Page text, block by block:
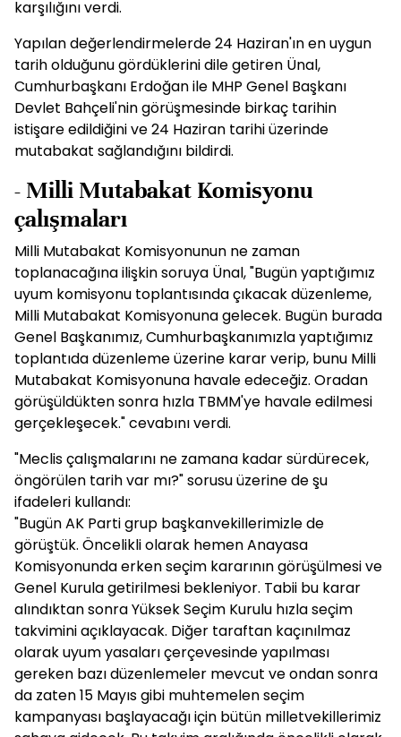
karşılığını verdi.
Yapılan değerlendirmelerde 24 Haziran'ın en uygun
tarih olduğunu gördüklerini dile getiren Ünal,
Cumhurbaşkanı Erdoğan ile MHP Genel Başkanı
Devlet Bahçeli'nin görüşmesinde birkaç tarihin
istişare edildiğini ve 24 Haziran tarihi üzerinde
mutabakat sağlandığını bildirdi.
- Milli Mutabakat Komisyonu
çalışmaları
Milli Mutabakat Komisyonunun ne zaman
toplanacağına ilişkin soruya Ünal, "Bugün yaptığımız
uyum komisyonu toplantısında çıkacak düzenleme,
Milli Mutabakat Komisyonuna gelecek. Bugün burada
Genel Başkanımız, Cumhurbaşkanımızla yaptığımız
toplantıda düzenleme üzerine karar verip, bunu Milli
Mutabakat Komisyonuna havale edeceğiz. Oradan
görüşüldükten sonra hızla TBMM'ye havale edilmesi
gerçekleşecek." cevabını verdi.
"Meclis çalışmalarını ne zamana kadar sürdürecek,
öngörülen tarih var mı?" sorusu üzerine de şu
ifadeleri kullandı:
"Bugün AK Parti grup başkanvekillerimizle de
görüştük. Öncelikli olarak hemen Anayasa
Komisyonunda erken seçim kararının görüşülmesi ve
Genel Kurula getirilmesi bekleniyor. Tabii bu karar
alındıktan sonra Yüksek Seçim Kurulu hızla seçim
takvimini açıklayacak. Diğer taraftan kaçınılmaz
olarak uyum yasaları çerçevesinde yapılması
gereken bazı düzenlemeler mevcut ve ondan sonra
da zaten 15 Mayıs gibi muhtemelen seçim
kampanyası başlayacağı için bütün milletvekillerimiz